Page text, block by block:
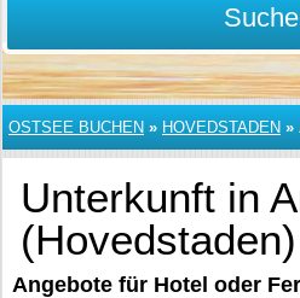
OSTSEE BUCHEN » HOVEDSTADEN »
Unterkunft in
(Hovedstaden)
Angebote für Hotel oder